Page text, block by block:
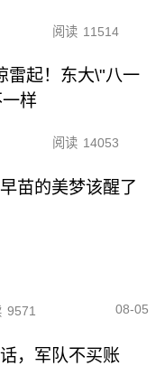
阅读 11514
雷起！东大\"八一
样
阅读 14053
苗的美梦该醒了
9571 08-05
，军队不买账